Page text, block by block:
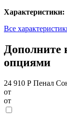
Характеристики:
Все
опциями
24 910 Р Пенал
от
от